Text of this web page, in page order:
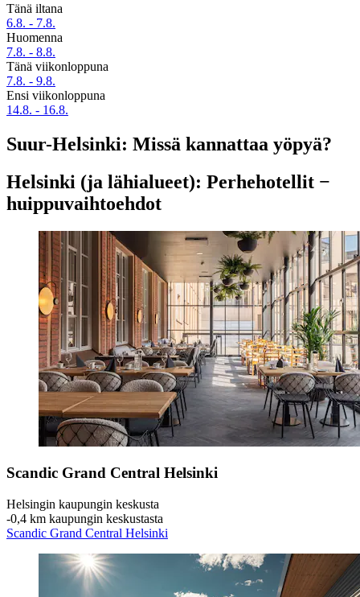
Tänä iltana
6.8. - 7.8.
Huomenna
7.8. - 8.8.
Tänä viikonloppuna
7.8. - 9.8.
Ensi viikonloppuna
14.8. - 16.8.
Suur-Helsinki: Missä kannattaa yöpyä?
Helsinki (ja lähialueet): Perhehotellit −
huippuvaihtoehdot
Scandic Grand Central Helsinki
Helsingin kaupungin keskusta
‐0,4 km kaupungin keskustasta
Scandic Grand Central Helsinki